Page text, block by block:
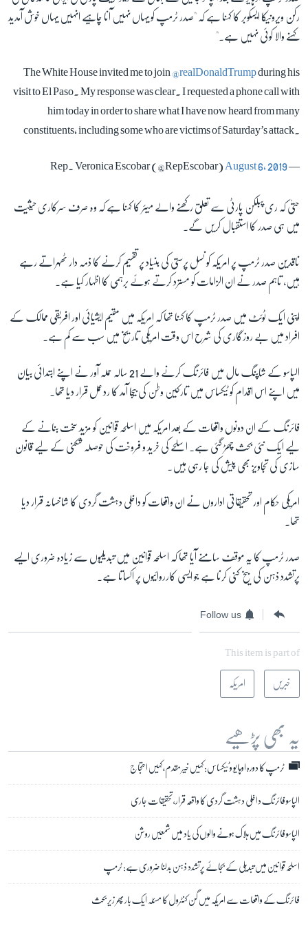
رکن ویرونیکا ایسکوبر کا کہنا ہے کہ "صدر ٹرمپ کو یہاں نہیں آنا چاہیے انہیں یہاں خوش آمدید
کہنے والا کوئی نہیں ہے۔"
The White House invited me to join @realDonaldTrumpduring his
visit to El Paso. My response was clear. I requested a phone call with
him today in order to share what I have now heard from many
constituents, including some who are victims of Saturday’s attack.
— Rep. Veronica Escobar (@RepEscobar)
August 6, 2019
حتیٰ کہ ری پبلکن پارٹی سے تعلق رکھنے والے میئر کا کہنا ہے کہ وہ صرف سرکاری حیثیت
میں ہی صدر کا استقبال کریں گے۔
ناقدین صدر ٹرمپ پر امریکہ کو نسل پرستی کی بنیاد پر تقسیم کرنے کا ذمہ دار ٹھہراتے رہے
ہیں، تاہم صدر نے ان الزامات کو مسترد کرتے ہوئے برہمی کا اظہار کیا ہے۔
اپنی ایک ٹوئٹ میں صدر ٹرمپ کا کہنا تھا کہ امریکہ میں مقیم ایشیائی اور افریقی ممالک کے
افراد میں بے روزگاری کی شرح اس وقت امریکی تاریخ میں سب سے کم ہے۔
الپاسو کے شاپنگ مال میں فائرنگ کرنے والے 21 سالہ حملہ آور نے اپنے ابتدائی بیان
میں اپنے اس اقدام کو ٹیکساس میں تارکین وطن کی بیجا آمد کا ردعمل قرار دیا تھا۔
فائرنگ کے ان دونوں واقعات کے بعد امریکہ میں اسلحہ قوانین کو مزید سخت بنانے کے
لیے ایک نئی بحث چھڑ گئی ہے۔ اسلحے کی خرید و فروخت کی حوصلہ شکنی کے لیے قانون
سازی کی تجاویز بھی پیش کی جا رہی ہیں۔
امریکی حکام اور تحقیقاتی اداروں نے ان واقعات کو داخلی دہشت گردی کا شاخسانہ قرار دیا
تھا۔
صدر ٹرمپ کا یہ موقف سامنے آیا تھا کہ اسلحہ قوانین میں تبدیلیوں سے زیادہ ضروری ایسے
پرتشدد ذہن کی بیخ کنی کرنا ہے جو ایسی کارروائیوں پر اکساتا ہے۔
Follow us
This item is part of
خبریں امریکہ
یہ بھی پڑھیے
ٹرمپ کا دورہ اوہایو و ٹیکساس: کہیں خیر مقدم، کہیں احتجاج
الپاسو فائرنگ داخلی دہشت گردی کا واقعہ قرار، تحقیقات جاری
الپاسو فائرنگ میں ہلاک ہونے والوں کی یاد میں شمعیں روشن
اسلحہ قوانین میں تبدیلی کے بجائے پرتشدد ذہن بدلنا ضروری ہے: ٹرمپ
فائرنگ کے واقعات سے امریکہ میں گن کنٹرول کا مسئلہ ایک بار پھر زیر بحث